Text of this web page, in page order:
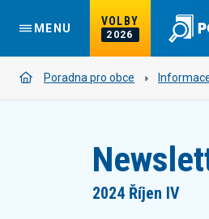
MENU
VOLBY
2026
Poradna pro obce
2024 Říjen IV